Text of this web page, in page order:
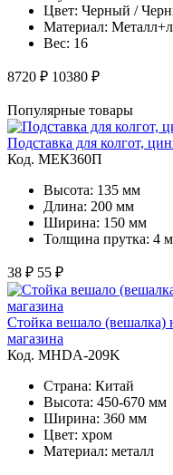
Цвет: Черный /
Материал:
Вес: 16
8720 ₽ 10380 ₽
Популярные товары
Подставка для колгот,
Код. MЕК360П
Высота: 135 мм
Длина: 200 мм
Ширина: 150 мм
Толщина прутка: 4
38 ₽ 55 ₽
Стойка вешало (вешалка)
магазина
Код. MHDA-209K
Страна: Китай
Высота: 450-670 мм
Ширина: 360 мм
Цвет: хром
Материал: металл